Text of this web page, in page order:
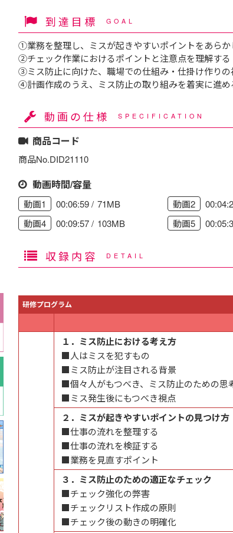
到達目標 GOAL
①業務を整理し、ミスが起きやすいポイントをあらか
②チェック作業におけるポイントと注意点を理解する
③ミス防止に向けた、職場での仕組み・仕掛け作りの
④計画作成のうえ、ミス防止の取り組みを着実に進め
動画の仕様 SPECIFICATION
商品コード
商品No.DID21110
動画時間/容量
動画1 00:06:59 71MB 動画2
動画4
00:09:57 103MB 動画5
収録内容 DETAIL
研修プログラム
１．ミス防止における考え方
■人はミスを犯すもの
■ミス防止が注目される背景
■個々人がもつべき、ミス防止のための思
■ミス発生後にもつべき視点
２．ミスが起きやすいポイントの見つけ方
■仕事の流れを整理する
■仕事の流れを検証する
■業務を見直すポイント
３．ミス防止のための適正なチェック
■チェック強化の弊害
■チェックリスト作成の原則
■チェック後の動きの明確化